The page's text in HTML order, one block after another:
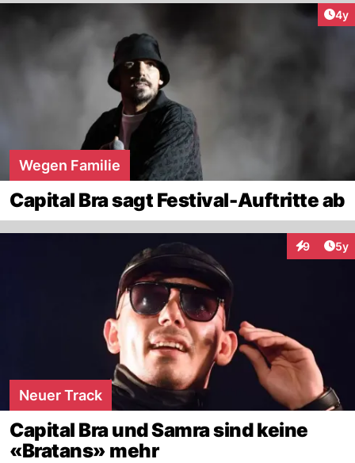
4y
Wegen Familie
Capital Bra sagt Festival-Auftritte ab
9 5y
Neuer Track
Capital Bra und Samra sind keine
«Bratans» mehr